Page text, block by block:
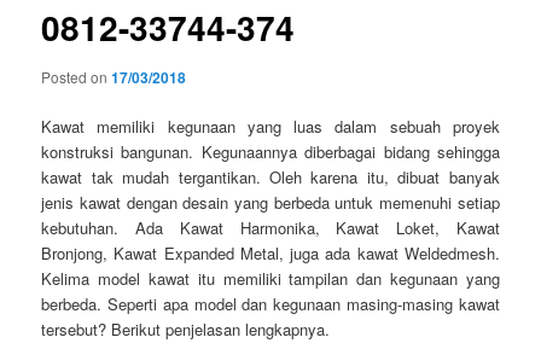
0812-33744-374
Posted on17/03/2018
Kawat memiliki kegunaan yang luas dalam sebuah proyek
konstruksi bangunan. Kegunaannya diberbagai bidang sehingga
kawat tak mudah tergantikan. Oleh karena itu, dibuat banyak
jenis kawat dengan desain yang berbeda untuk memenuhi setiap
kebutuhan. Ada Kawat Harmonika, Kawat Loket, Kawat
Bronjong, Kawat Expanded Metal, juga ada kawat Weldedmesh.
Kelima model kawat itu memiliki tampilan dan kegunaan yang
berbeda. Seperti apa model dan kegunaan masing-masing kawat
tersebut? Berikut penjelasan lengkapnya.